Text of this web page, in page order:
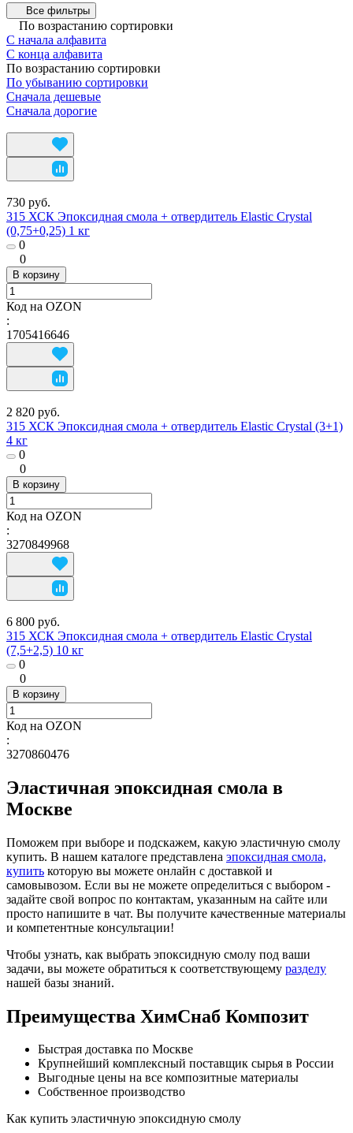
Все фильтры
По возрастанию сортировки
С начала алфавита
С конца алфавита
По возрастанию сортировки
По убыванию сортировки
Сначала дешевые
Сначала дорогие
730 руб.
315 ХСК Эпоксидная смола + отвердитель Elastic Crystal
(0,75+0,25) 1 кг
0
0
В корзину
Код на OZON
:
1705416646
2 820 руб.
315 ХСК Эпоксидная смола + отвердитель Elastic Crystal (3+1)
4 кг
0
0
В корзину
Код на OZON
:
3270849968
6 800 руб.
315 ХСК Эпоксидная смола + отвердитель Elastic Crystal
(7,5+2,5) 10 кг
0
0
В корзину
Код на OZON
:
3270860476
Эластичная эпоксидная смола в
Москве
Поможем при выборе и подскажем, какую эластичную смолу
купить. В нашем каталоге представлена эпоксидная смола,
купить которую вы можете онлайн с доставкой и
самовывозом. Если вы не можете определиться с выбором -
задайте свой вопрос по контактам, указанным на сайте или
просто напишите в чат. Вы получите качественные материалы
и компетентные консультации!
Чтобы узнать, как выбрать эпоксидную смолу под ваши
задачи, вы можете обратиться к соответствующему разделу
нашей базы знаний.
Преимущества ХимСнаб Композит
Быстрая доставка по Москве
Крупнейший комплексный поставщик сырья в России
Выгодные цены на все композитные материалы
Собственное производство
Как купить эластичную эпоксидную смолу